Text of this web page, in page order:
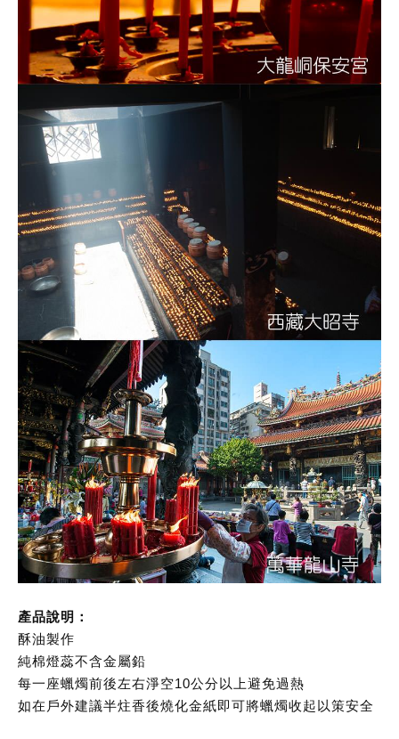
產品說明：
酥油製作
純棉燈蕊不含金屬鉛
每一座蠟燭前後左右淨空10公分以上避免過熱
如在戶外建議半炷香後燒化金紙即可將蠟燭收起以策安全